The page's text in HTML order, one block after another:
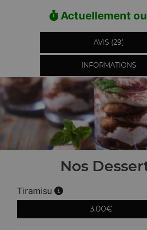
Actuellement
AVIS (29)
INFORMATIONS
Nos
Tiramisu
3.00€